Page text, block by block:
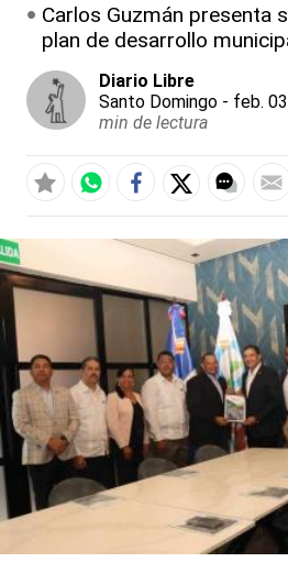
Carlos Guzmán presenta
plan de desarrollo
Diario Libre
Santo Domingo - feb.
min de lectura